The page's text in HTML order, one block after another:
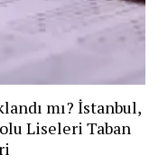
mı? İstanbul,
Liseleri Taban